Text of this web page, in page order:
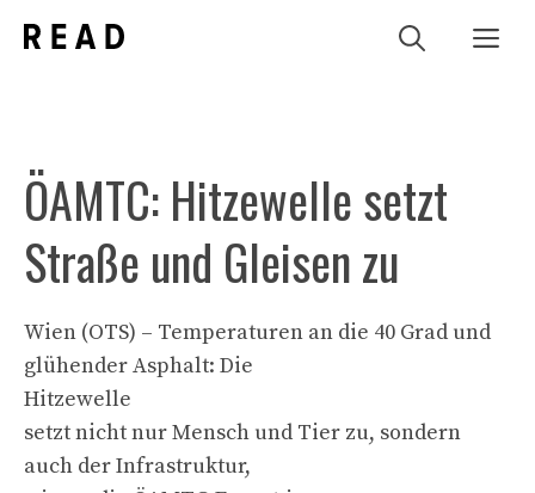
Inhalt
ÖAMTC: Hitzewelle setzt
Straße und Gleisen zu
Wien (OTS) – Temperaturen an die 40 Grad und
glühender Asphalt: Die
Hitzewelle
setzt nicht nur Mensch und Tier zu, sondern
auch der Infrastruktur,